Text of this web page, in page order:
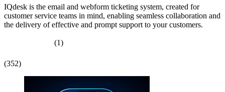
IQdesk is the email and webform ticketing system, created for
customer service teams in mind, enabling seamless collaboration and
the delivery of effective and prompt support to your customers.
(1)
(352)